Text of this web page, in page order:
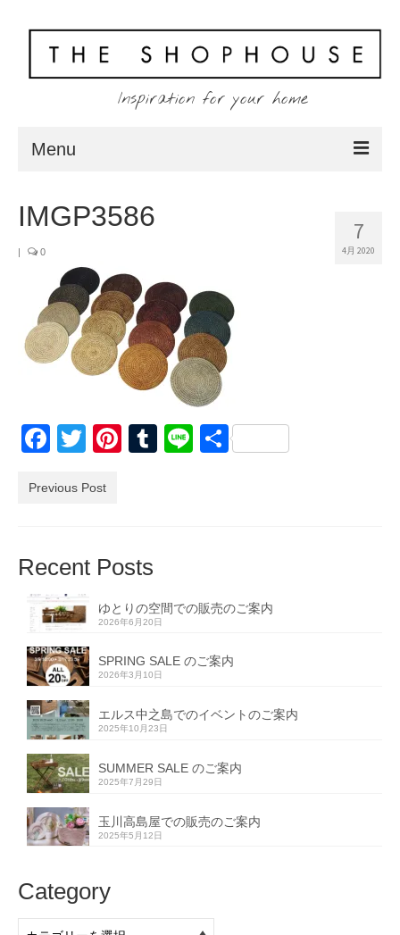
Inspiration for your home
Menu
Client
Shopping
Contact
7
4月 2020
IMGP3586
| 0
Facebook
TwitterPinterest
Tumblr
Line共
Previous Post
Recent Posts
ゆとりの空間での販売のご案内
2026年6月20日
SPRING SALE のご案内
2026年3月10日
エルス中之島でのイベントのご案内
2025年10月23日
SUMMER SALE のご案内
2025年7月29日
玉川高島屋での販売のご案内
2025年5月12日
Category
Category